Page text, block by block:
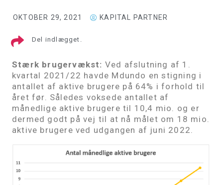
OKTOBER 29, 2021 KAPITAL PARTNER
Del indlægget.
Stærk brugervækst: Ved afslutning af 1.
kvartal 2021/22 havde Mdundo en stigning i
antallet af aktive brugere på 64% i forhold til
året før. Således voksede antallet af
månedlige aktive brugere til 10,4 mio. og er
dermed godt på vej til at nå målet om 18 mio.
aktive brugere ved udgangen af juni 2022.